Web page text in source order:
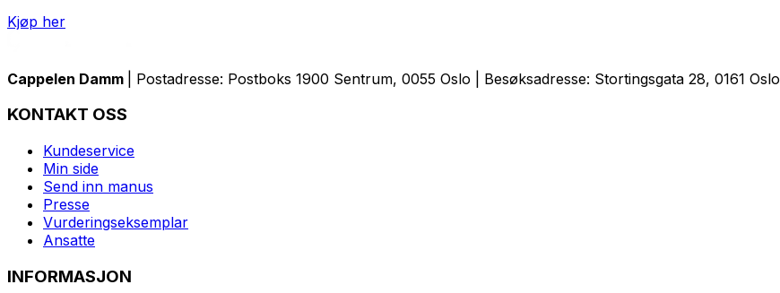
Kjøp her
Cappelen Damm | Postadresse: Postboks 1900 Sentrum, 0055 Oslo | Besøksadresse: Stortingsgata 28, 0161 Oslo
KONTAKT OSS
Kundeservice
Min side
Send inn manus
Presse
Vurderingseksemplar
Ansatte
INFORMASJON